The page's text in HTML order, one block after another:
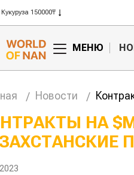
Рис 300000₸
Пшеница 3 класс 125000₸
МЕНЮ
Новости
НА
Казахстанское